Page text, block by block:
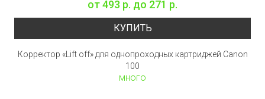
от493 р. до 271 р.
КУПИТЬ
Корректор «Lift off» для однопроходных картриджей Canon
100
много